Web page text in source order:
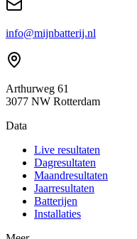
info@mijnbatterij.nl
Arthurweg 61
3077 NW Rotterdam
Data
Live resultaten
Dagresultaten
Maandresultaten
Jaarresultaten
Batterijen
Installaties